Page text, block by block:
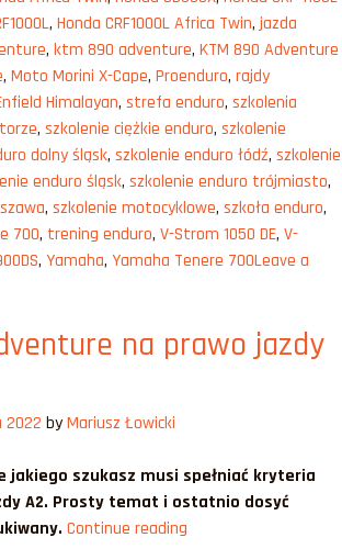
, Honda CRF1000L Africa Twin,jazda
, ktm 890 adventure, KTM 890 Adventure
, Moto Morini X-Cape, Proenduro, rajdy
Himalayan, strefa enduro, szkolenia
, szkolenie ciężkie enduro, szkolenie
dolny śląsk, szkolenie enduro łódź, szkolenie
enduro śląsk, szkolenie enduro trójmiasto,
, szkolenie motocyklowe, szkoła enduro,
700, trening enduro, V-Strom 1050 DE, V-
, Yamaha, Yamaha Tenere 700Leave a
na prawo jazdy
2022 byMariusz Łowicki
jakiego szukasz musi spełniać kryteria
A2. Prosty temat i ostatnio dosyć
Continue reading